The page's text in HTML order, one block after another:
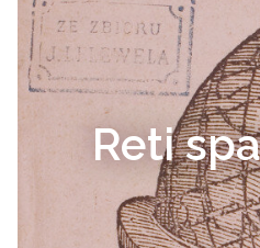
Reti